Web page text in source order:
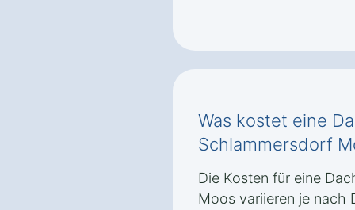
Was kostet eine
Schlammersdorf
Die Kosten für eine
Moos variieren je nach